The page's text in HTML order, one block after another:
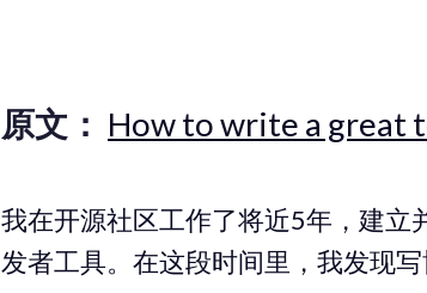
原文： How to write a great
我在开源社区工作了将近5年，建立
发者工具。在这段时间里，我发现